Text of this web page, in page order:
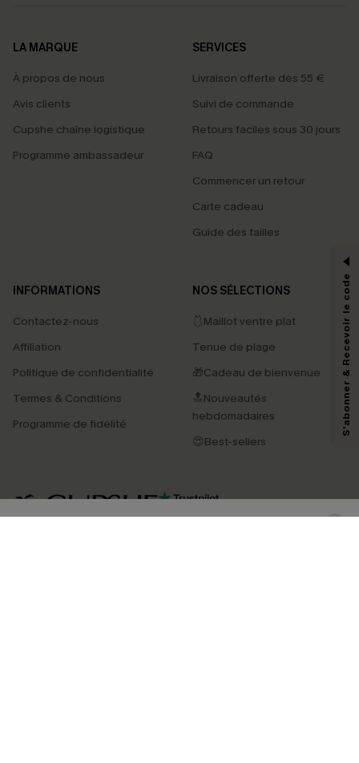
LA MARQUE
À propos de nous
Avis clients
Cupshe chaîne logistique
Programme ambassadeur
SERVICES
Livraison offerte dès 55 €
Suivi de commande
Retours faciles sous 30 jours
FAQ
Commencer un retour
Carte cadeau
Guide des tailles
INFORMATIONS
Contactez-nous
Affiliation
Politique de confidentialité
Termes & Conditions
Programme de fidélité
NOS SÉLECTIONS
🩱Maillot ventre plat
Tenue de plage
🎁Cadeau de bienvenue
🔝Nouveautés
hebdomadaires
😍Best-sellers
4.4
PROFITEZ DE -15%
marketing (y compris du contenu généré par l'IA) de Cupshe et
pouvons utiliser les données collectées sur notre site ainsi que des
savoir si ceux-ci ont été ouverts, de mesurer votre engagement, de
personnaliser nos contenus et nos offres, et de vous recommander des
produits susceptibles de vous intéresser, conformément à notre
Politique de
. Vous pouvez vous désabonner à tout moment.
S'abonner & Recevoir le code